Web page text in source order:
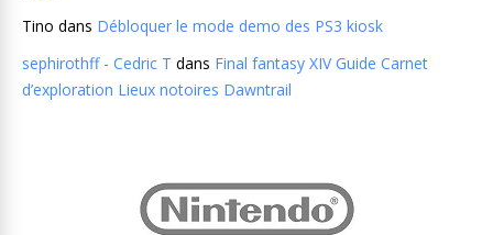
Tino dans Débloquer le mode demo des PS3 kiosk
sephirothff - Cedric T dans Final fantasy XIV Guide Carnet
d’exploration Lieux notoires Dawntrail